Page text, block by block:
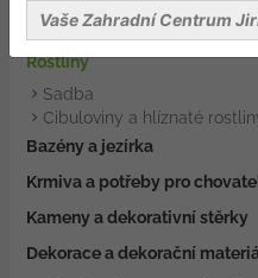
Osiva
Rostliny
Sadba
Cibuloviny a hlíznaté
Bazény a jezírka
Krmiva a potřeby pro
Kameny a dekorativní stěrky
Dekorace a dekorační
Vaše Zahradní Centrum